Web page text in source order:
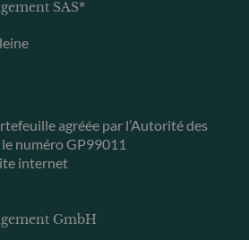
SAS*
agréée par l’Autorité des
numéro GP99011
internet
GmbH